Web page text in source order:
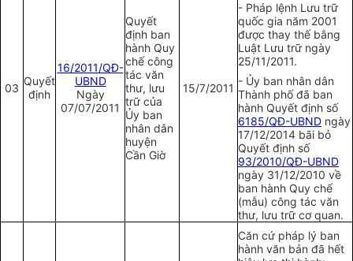
03
Quyết
định
16/2011/QĐ-
UBND
Ngày
07/07/2011
Quyết
định ban
hành Quy
chế công
tác văn
thư, lưu
trữ của
Ủy ban
nhân dân
huyện
Cần Giờ
15/7/2011
- Pháp lệnh Lưu trữ
quốc gia năm 2001
được thay thế bằng
Luật Lưu trữ ngày
25/11/2011.
- Ủy ban nhân dân
Thành phố đã ban
hành Quyết định số
6185/QĐ-UBND ngày
17/12/2014 bãi bỏ
Quyết định số
93/2010/QĐ-UBND
ngày 31/12/2010 về
ban hành Quy chế
(mẫu) công tác văn
thư, lưu trữ cơ quan.
Căn cứ pháp lý ban
hành văn bản đã hết